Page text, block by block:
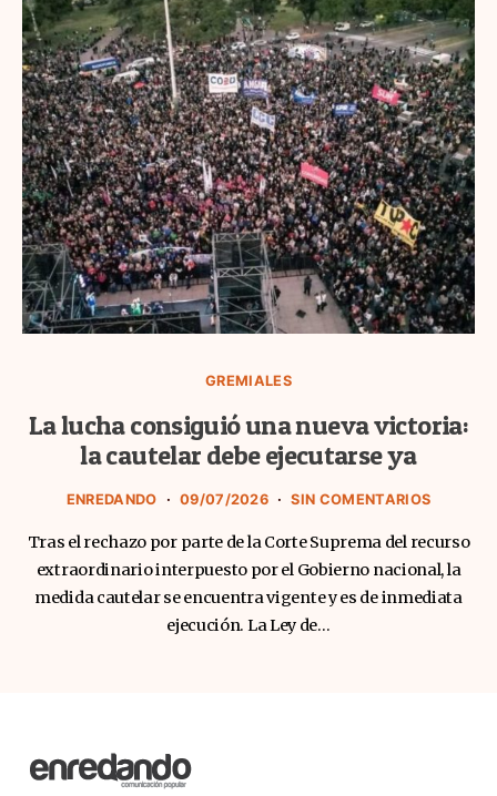
GREMIALES
La lucha consiguió una nueva victoria:
la cautelar debe ejecutarse ya
ENREDANDO 09/07/2026 SIN COMENTARIOS
Tras el rechazo por parte de la Corte Suprema del recurso
extraordinario interpuesto por el Gobierno nacional, la
medida cautelar se encuentra vigente y es de inmediata
ejecución. La Ley de…